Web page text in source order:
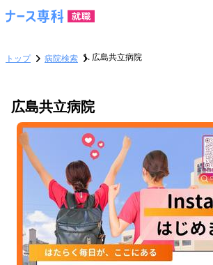
トップ 病院検索 広島共立病院
広島共立病院